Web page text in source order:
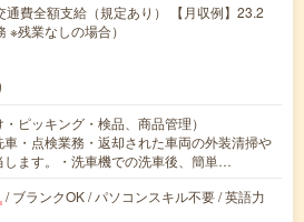
通費全額支給（規定あり） 【月収例】23.2
※残業なしの場合）
ピッキング・検品、商品管理）
車・点検業務・返却された車両の外装清掃や
します。・洗車機での洗車後、簡単…
/ ブランクOK / パソコンスキル不要 / 英語力